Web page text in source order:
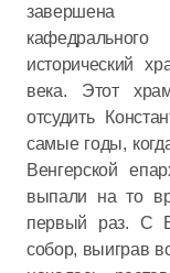
завершена
исторический
века. Этот
отсудить
самые годы,
Венгерской
выпали на то
первый раз. С
собор, выиграв